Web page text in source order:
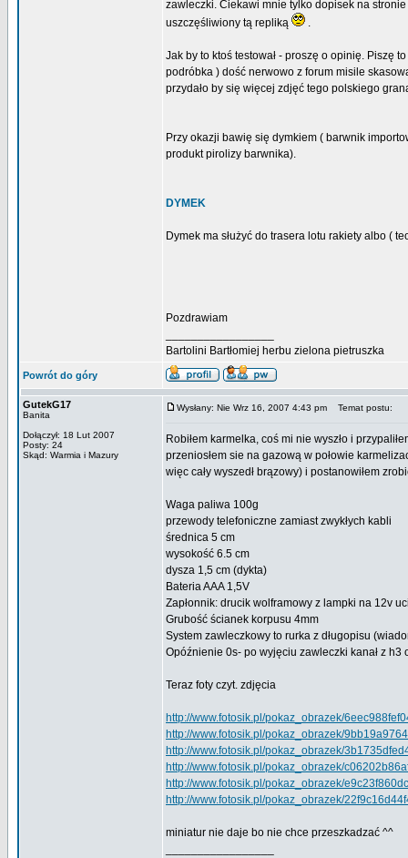
zawleczki. Ciekawi mnie tylko dopisek na stronie
uszczęśliwiony tą repliką
.
Jak by to ktoś testował - proszę o opinię. Piszę
podróbka ) dość nerwowo z forum misile
przydało by się więcej zdjęć tego polskiego
Przy okazji bawię się dymkiem ( barwnik
produkt pirolizy barwnika).
DYMEK
Dymek ma służyć do trasera lotu rakiety albo (
Pozdrawiam
Bartolini Bartłomiej herbu zielona pietruszka
Powrót do góry
GutekG17
Banita
Dołączył: 18 Lut 2007
Posty: 24
Skąd: Warmia i Mazury
Wysłany: Nie Wrz 16, 2007 4:43 pm Temat postu:
Robiłem karmelka, coś mi nie wyszło i
przeniosłem sie na gazową w połowie
więc cały wyszedł brązowy) i postanowiłem
Waga paliwa 100g
przewody telefoniczne zamiast zwykłych kabli
średnica 5 cm
wysokość 6.5 cm
dysza 1,5 cm (dykta)
Bateria AAA 1,5V
Zapłonnik: drucik wolframowy z lampki na 12v
Grubość ścianek korpusu 4mm
System zawleczkowy to rurka z długopisu
Opóźnienie 0s- po wyjęciu zawleczki kanał z
Teraz foty czyt. zdjęcia
http://www.fotosik.pl/pokaz_obrazek/
http://www.fotosik.pl/pokaz_obrazek/
http://www.fotosik.pl/pokaz_obrazek/
http://www.fotosik.pl/pokaz_obrazek/
http://www.fotosik.pl/pokaz_obrazek/
http://www.fotosik.pl/pokaz_obrazek/
miniatur nie daje bo nie chce przeszkadzać ^^